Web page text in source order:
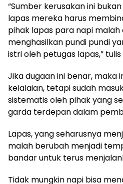
“Sumber kerusakan ini
lapas mereka harus
pihak lapas para napi
menghasilkan pundi pundi
istri oleh petugas lapas,”
Jika dugaan ini benar, maka
kelalaian, tetapi sudah
sistematis oleh pihak yang
garda terdepan dalam
Lapas, yang seharusnya
malah berubah menjadi
bandar untuk terus
Tidak mungkin napi bisa